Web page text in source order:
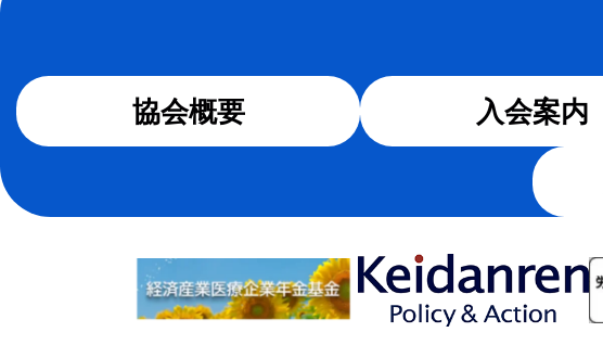
協会概要 入会案内